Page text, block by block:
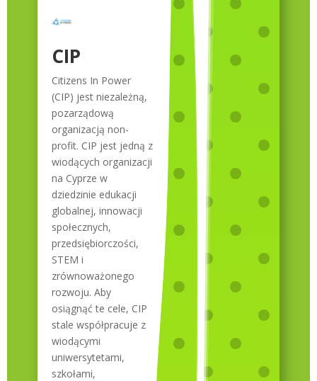
CIP
Citizens In Power
(CIP) jest niezależną,
pozarządową
organizacją non-
profit. CIP jest jedną z
wiodących organizacji
na Cyprze w
dziedzinie edukacji
globalnej, innowacji
społecznych,
przedsiębiorczości,
STEM i
zrównoważonego
rozwoju. Aby
osiągnąć te cele, CIP
stale współpracuje z
wiodącymi
uniwersytetami,
szkołami,